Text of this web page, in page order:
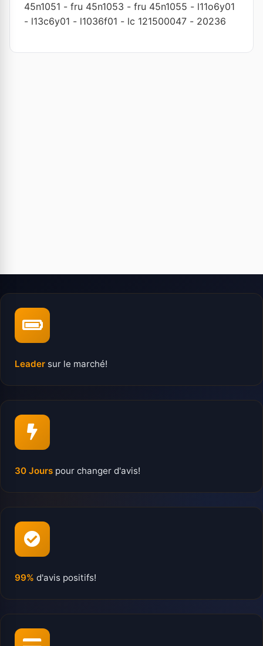
45n1051 - fru 45n1053 - fru 45n1055 - l11o6y01
- l13c6y01 - l1036f01 - lc 121500047 - 20236
Leader sur le marché!
30 Jours pour changer d'avis!
99% d'avis positifs!